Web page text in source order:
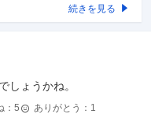
続きを見る
しょうかね。
： 5 ありがとう： 1